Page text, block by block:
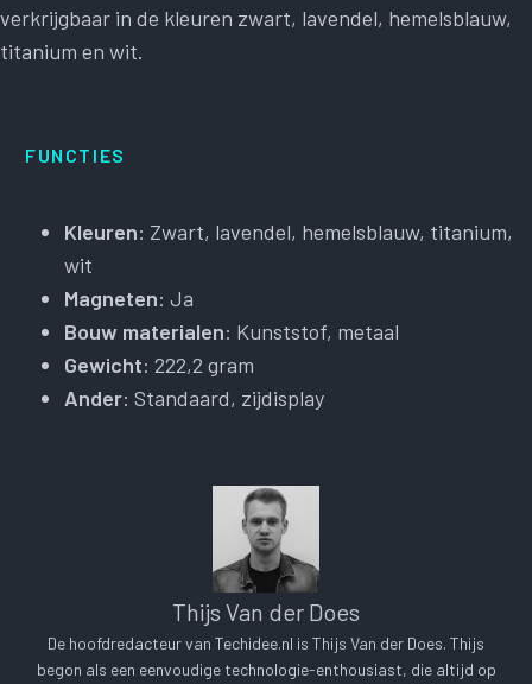
verkrijgbaar in de kleuren zwart, lavendel, hemelsblauw,
titanium en wit.
FUNCTIES
Kleuren: Zwart, lavendel, hemelsblauw, titanium,
wit
Magneten: Ja
Bouw materialen: Kunststof, metaal
Gewicht: 222,2 gram
Ander: Standaard, zijdisplay
Thijs Van der Does
De hoofdredacteur van Techidee.nl is Thijs Van der Does. Thijs
begon als een eenvoudige technologie-enthousiast, die altijd op